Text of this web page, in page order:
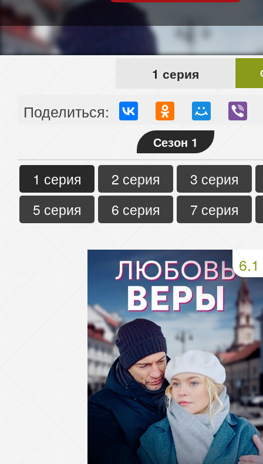
1 серия
Поделиться:
Сезон 1
1 серия 2 серия
3 серия
5 серия
6 серия 7 серия
6.1